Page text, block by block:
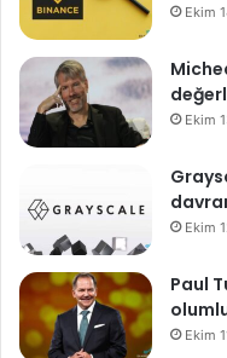
Ekim
Ekim
Ekim
Paul
Ekim